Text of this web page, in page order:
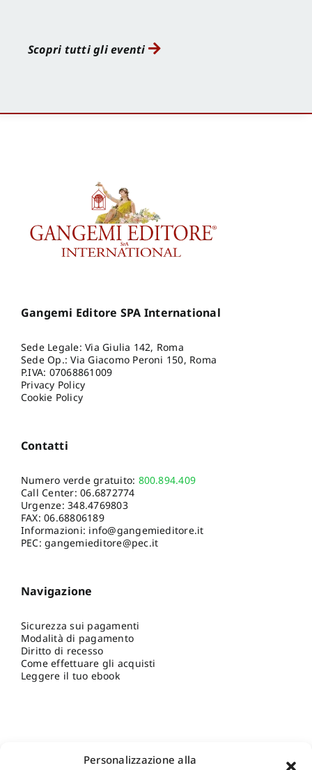
Personalizzazione alla
Scopri tutti gli eventi
Gangemi Editore SPA International
Sede Legale: Via Giulia 142, Roma
Sede Op.: Via Giacomo Peroni 150, Roma
P.IVA: 07068861009
Privacy Policy
Cookie Policy
Contatti
Numero verde gratuito: 800.894.409
Call Center:06.6872774
Urgenze:348.4769803
FAX: 06.68806189
Informazioni: info@gangemieditore.it
PEC: gangemieditore@pec.it
Navigazione
Sicurezza sui pagamenti
Modalità di pagamento
Diritto di recesso
Come effettuare gli acquisti
Leggere il tuo ebook